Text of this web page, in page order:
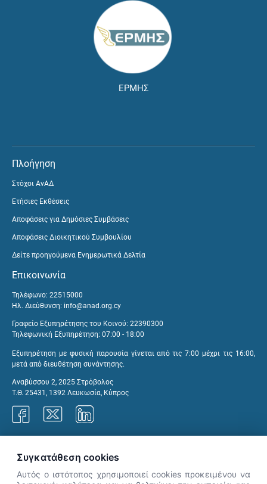
ΕΡΜΗΣ
Πλοήγηση
Στόχοι ΑνΑΔ
Ετήσιες Εκθέσεις
Αποφάσεις για Δημόσιες Συμβάσεις
Αποφάσεις Διοικητικού Συμβουλίου
Δείτε προηγούμενα Ενημερωτικά Δελτία
Επικοινωνία
Τηλέφωνο: 22515000
Ηλ. Διεύθυνση: info@anad.org.cy
Γραφείο Εξυπηρέτησης του Κοινού: 22390300
Τηλεφωνική Εξυπηρέτηση: 07:00 - 18:00
Εξυπηρέτηση με φυσική παρουσία γίνεται από τις 7:00 μέχρι τις 16:00,
μετά από διευθέτηση συνάντησης.
Αναβύσσου 2, 2025 Στρόβολος
Τ.Θ. 25431, 1392 Λευκωσία, Κύπρος
Συγκατάθεση cookies
Αυτός ο ιστότοπος χρησιμοποιεί cookies προκειμένου να